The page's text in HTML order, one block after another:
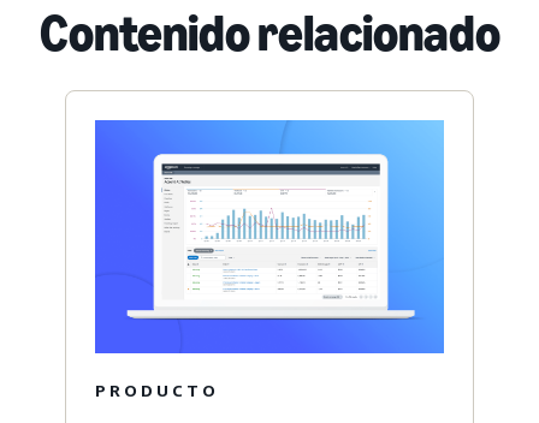
Contenido relacionado
PRODUCTO